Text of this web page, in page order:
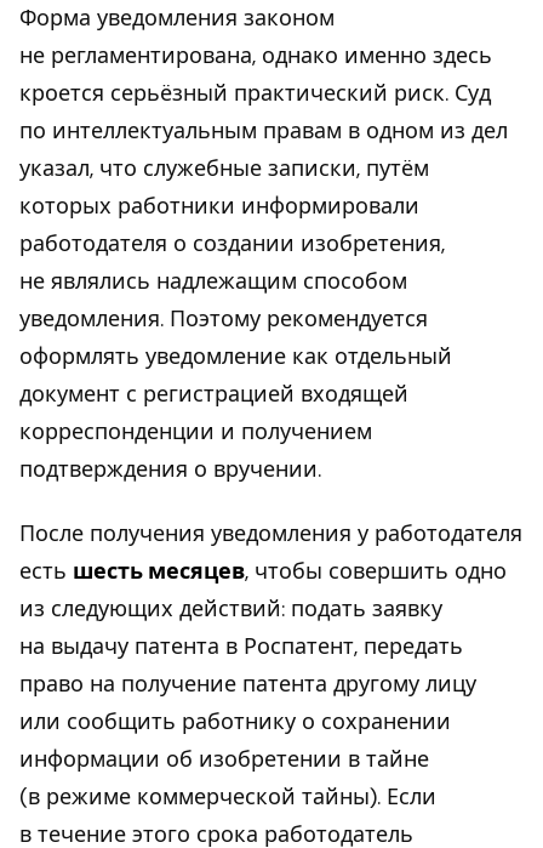
Форма уведомления законом
не регламентирована, однако именно здесь
кроется серьёзный практический риск. Суд
по интеллектуальным правам в одном из дел
указал, что служебные записки, путём
которых работники информировали
работодателя о создании изобретения,
не являлись надлежащим способом
уведомления. Поэтому рекомендуется
оформлять уведомление как отдельный
документ с регистрацией входящей
корреспонденции и получением
подтверждения о вручении.
После получения уведомления у работодателя
есть шесть месяцев, чтобы совершить одно
из следующих действий: подать заявку
на выдачу патента в Роспатент, передать
право на получение патента другому лицу
или сообщить работнику о сохранении
информации об изобретении в тайне
(в режиме коммерческой тайны). Если
в течение этого срока работодатель